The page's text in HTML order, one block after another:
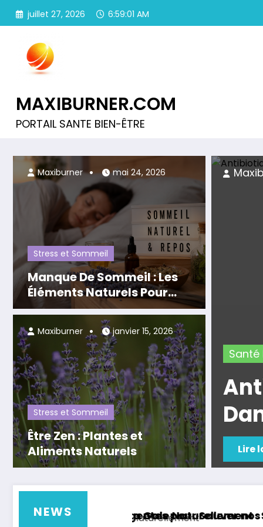
Aller
juillet 27, 2026 6:59:02 AM
MAXIBURNER.COM
PORTAIL SANTE BIEN-ÊTRE
Stress et Sommeil
Manque De Sommeil : Les
Éléments Naturels Pour
Vous Aider à Bien Dormir
Maxiburner mai 24, 2026
Stress et Sommeil
Être Zen : Plantes et
Aliments Naturels
Maxiburner janvier 15, 2026
Santé Bien-être
Antibiotiques :
Danger !
Lire la suite
Maxiburner juillet 25, 2026
NEWS
pour Sauver nos Forêts !
Naturellement : S’en DébarrasserPrendre du